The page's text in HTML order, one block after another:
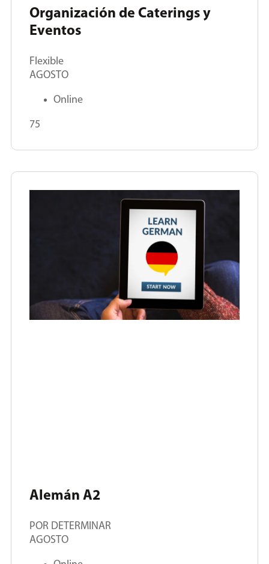
Organización de Caterings y
Eventos
Flexible
AGOSTO
Online
75
Alemán A2
POR DETERMINAR
AGOSTO